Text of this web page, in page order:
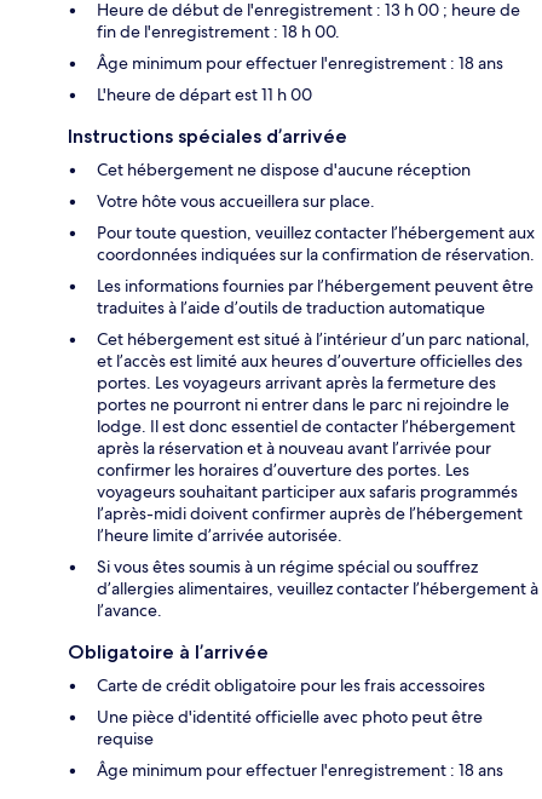
Heure de début de l'enregistrement : 13 h 00 ; heure de
fin de l'enregistrement : 18 h 00.
Âge minimum pour effectuer l'enregistrement : 18 ans
L'heure de départ est 11 h 00
Instructions spéciales d’arrivée
Cet hébergement ne dispose d'aucune réception
Votre hôte vous accueillera sur place.
Pour toute question, veuillez contacter l’hébergement aux
coordonnées indiquées sur la confirmation de réservation.
Les informations fournies par l’hébergement peuvent être
traduites à l’aide d’outils de traduction automatique
Cet hébergement est situé à l’intérieur d’un parc national,
et l’accès est limité aux heures d’ouverture officielles des
portes. Les voyageurs arrivant après la fermeture des
portes ne pourront ni entrer dans le parc ni rejoindre le
lodge. Il est donc essentiel de contacter l’hébergement
après la réservation et à nouveau avant l’arrivée pour
confirmer les horaires d’ouverture des portes. Les
voyageurs souhaitant participer aux safaris programmés
l’après-midi doivent confirmer auprès de l’hébergement
l’heure limite d’arrivée autorisée.
Si vous êtes soumis à un régime spécial ou souffrez
d’allergies alimentaires, veuillez contacter l’hébergement à
l’avance.
Obligatoire à l’arrivée
Carte de crédit obligatoire pour les frais accessoires
Une pièce d'identité officielle avec photo peut être
requise
Âge minimum pour effectuer l'enregistrement : 18 ans